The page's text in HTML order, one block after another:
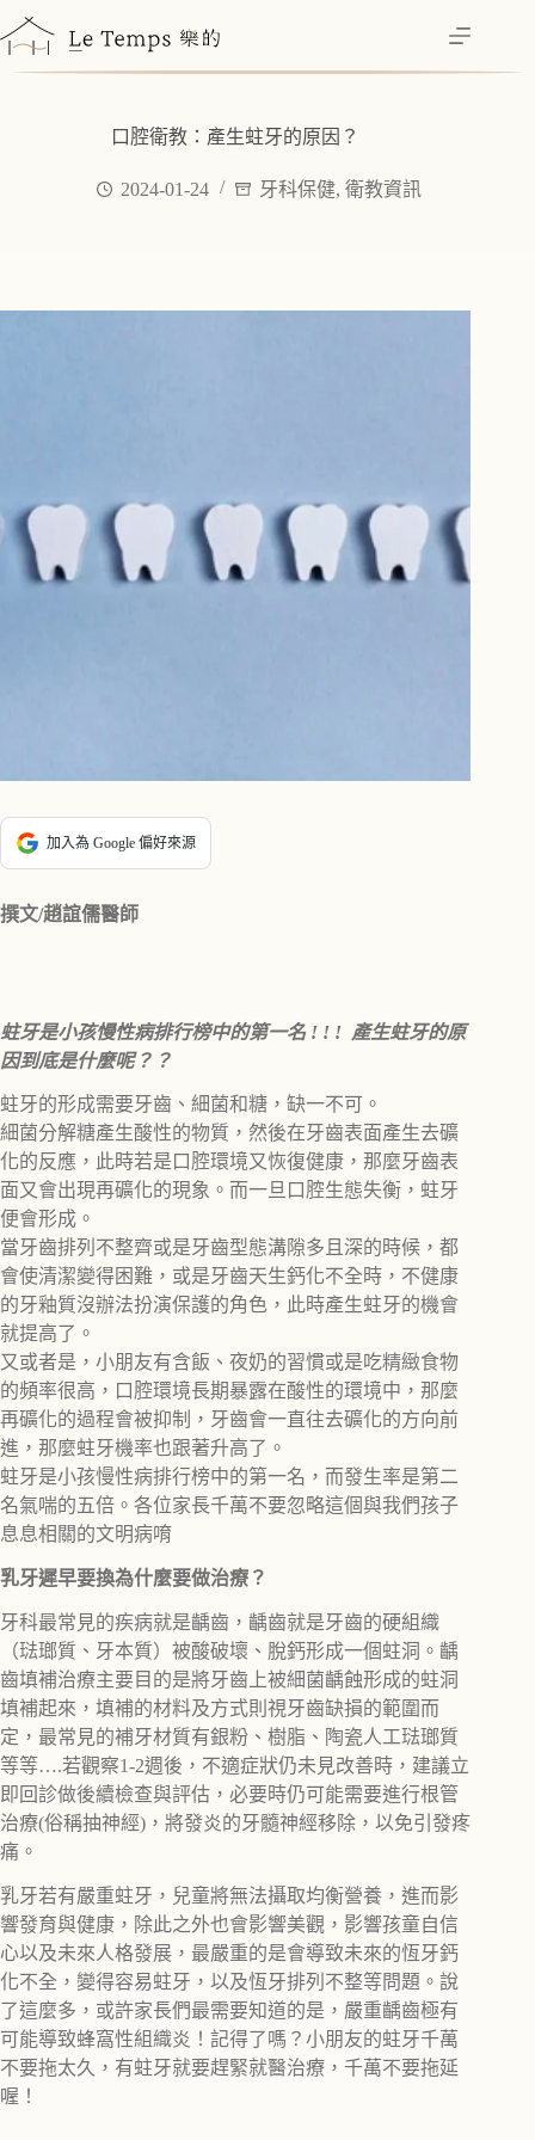
至
主
口腔衛教：產生蛀牙的原因？
2024-01-24 牙科保健,衛教資訊
加入為 Google 偏好來源
撰文/趙誼儒醫師
蛀牙是小孩慢性病排行榜中的第一名 ! ! ! 產生蛀牙的原
因到底是什麼呢？？
蛀牙的形成需要牙齒、細菌和糖，缺一不可。
細菌分解糖產生酸性的物質，然後在牙齒表面產生去礦
化的反應，此時若是口腔環境又恢復健康，那麼牙齒表
面又會出現再礦化的現象。而一旦口腔生態失衡，蛀牙
便會形成。
當牙齒排列不整齊或是牙齒型態溝隙多且深的時候，都
會使清潔變得困難，或是牙齒天生鈣化不全時，不健康
的牙釉質沒辦法扮演保護的角色，此時產生蛀牙的機會
就提高了。
又或者是，小朋友有含飯、夜奶的習慣或是吃精緻食物
的頻率很高，口腔環境長期暴露在酸性的環境中，那麼
再礦化的過程會被抑制，牙齒會一直往去礦化的方向前
進，那麼蛀牙機率也跟著升高了。
蛀牙是小孩慢性病排行榜中的第一名，而發生率是第二
名氣喘的五倍。各位家長千萬不要忽略這個與我們孩子
息息相關的文明病唷
乳牙遲早要換為什麼要做治療？
牙科最常見的疾病就是齲齒，齲齒就是牙齒的硬組織
（琺瑯質、牙本質）被酸破壞、脫鈣形成一個蛀洞。齲
齒填補治療主要目的是將牙齒上被細菌齲蝕形成的蛀洞
填補起來，填補的材料及方式則視牙齒缺損的範圍而
定，最常見的補牙材質有銀粉、樹脂、陶瓷人工琺瑯質
等等….若觀察1-2週後，不適症狀仍未見改善時，建議立
即回診做後續檢查與評估，必要時仍可能需要進行根管
治療(俗稱抽神經)，將發炎的牙髓神經移除，以免引發疼
痛。
乳牙若有嚴重蛀牙，兒童將無法攝取均衡營養，進而影
響發育與健康，除此之外也會影響美觀，影響孩童自信
心以及未來人格發展，最嚴重的是會導致未來的恆牙鈣
化不全，變得容易蛀牙，以及恆牙排列不整等問題。說
了這麼多，或許家長們最需要知道的是，嚴重齲齒極有
可能導致蜂窩性組織炎！記得了嗎？小朋友的蛀牙千萬
不要拖太久，有蛀牙就要趕緊就醫治療，千萬不要拖延
喔！